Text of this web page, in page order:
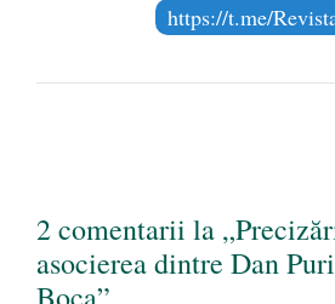
https://t.me/
2 comentarii la
asocierea dintre Dan